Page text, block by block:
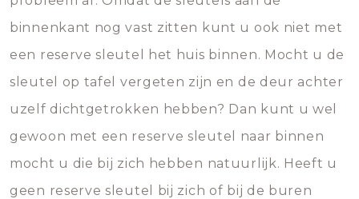
binnenkant nog vast zitten kunt u ook niet met
een reserve sleutel het huis binnen. Mocht u de
sleutel op tafel vergeten zijn en de deur achter
uzelf dichtgetrokken hebben? Dan kunt u wel
gewoon met een reserve sleutel naar binnen
mocht u die bij zich hebben natuurlijk. Heeft u
geen reserve sleutel bij zich of bij de buren